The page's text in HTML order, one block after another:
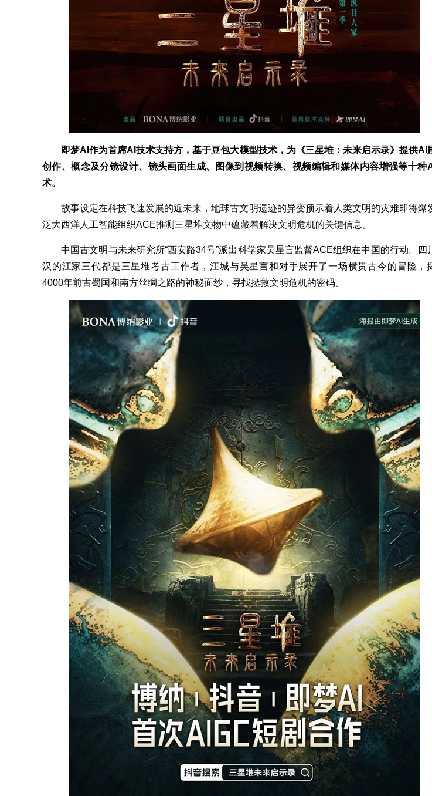
即梦AI作为首席AI技术支持方，基于豆包大模型技术，为《三星堆：未来启示录》提供AI
创作、概念及分镜设计、镜头画面生成、图像到视频转换、视频编辑和媒体内容增强等十种
术。
故事设定在科技飞速发展的近未来，地球古文明遗迹的异变预示着人类文明的灾难即将爆
泛大西洋人工智能组织ACE推测三星堆文物中蕴藏着解决文明危机的关键信息。
中国古文明与未来研究所“西安路34号”派出科学家吴星言监督ACE组织在中国的行动。四
汉的江家三代都是三星堆考古工作者，江城与吴星言和对手展开了一场横贯古今的冒险，
4000年前古蜀国和南方丝绸之路的神秘面纱，寻找拯救文明危机的密码。